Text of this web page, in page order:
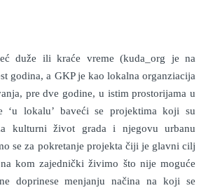
duže ili kraće vreme (kuda_org je na
godina, a GKP je kao lokalna organziacija
pre dve godine, u istim prostorijama u
‘u lokalu’ baveći se projektima koji su
kulturni život grada i njegovu urbanu
se za pokretanje projekta čiji je glavni cilj
kom zajednički živimo što nije moguće
doprinese menjanju načina na koji se